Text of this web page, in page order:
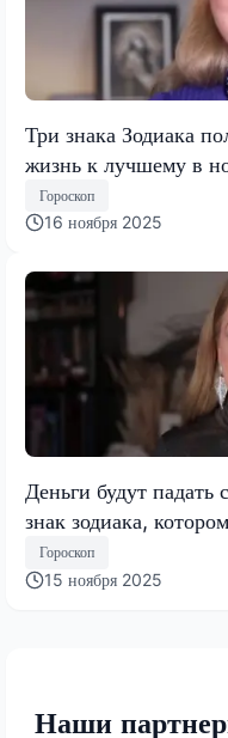
Три знака Зодиака
жизнь к лучшему в
Тамары Глобы
Гороскоп
16 ноября 2025
Деньги будут падать
знак зодиака,
Гороскоп
15 ноября 2025
Наши